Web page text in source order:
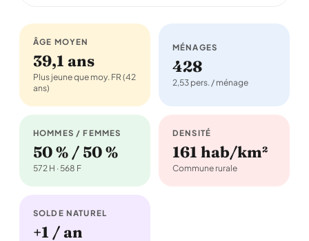
ÂGE MOYEN
39,1 ans
Plus jeune que moy. FR (42
ans)
MÉNAGES
428
2,53 pers. / ménage
HOMMES / FEMMES
50 % / 50 %
572 H · 568 F
DENSITÉ
161 hab/km²
Commune rurale
SOLDE NATUREL
+1 / an